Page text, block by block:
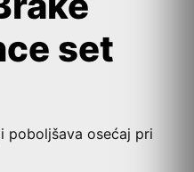
set
poboljšava osećaj pri